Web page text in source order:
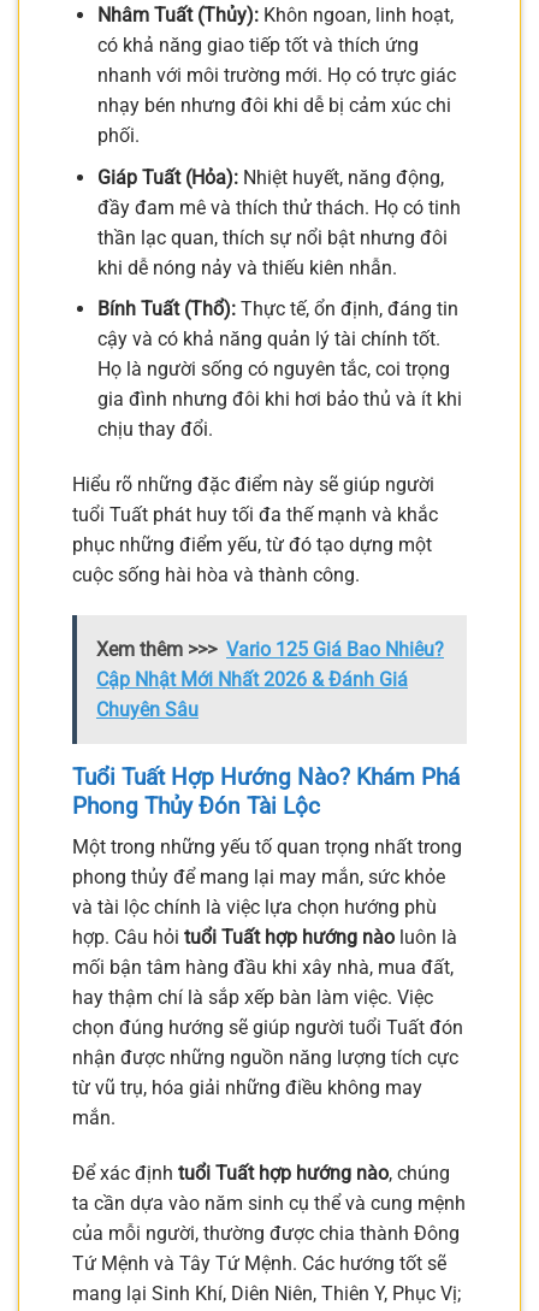
Nhâm Tuất (Thủy):Khôn ngoan, linh hoạt,
có khả năng giao tiếp tốt và thích ứng
nhanh với môi trường mới. Họ có trực giác
nhạy bén nhưng đôi khi dễ bị cảm xúc chi
phối.
Giáp Tuất (Hỏa):Nhiệt huyết, năng động,
đầy đam mê và thích thử thách. Họ có tinh
thần lạc quan, thích sự nổi bật nhưng đôi
khi dễ nóng nảy và thiếu kiên nhẫn.
Bính Tuất (Thổ):Thực tế, ổn định, đáng tin
cậy và có khả năng quản lý tài chính tốt.
Họ là người sống có nguyên tắc, coi trọng
gia đình nhưng đôi khi hơi bảo thủ và ít khi
chịu thay đổi.
Hiểu rõ những đặc điểm này sẽ giúp người
tuổi Tuất phát huy tối đa thế mạnh và khắc
phục những điểm yếu, từ đó tạo dựng một
cuộc sống hài hòa và thành công.
Xem thêm >>> Vario 125 Giá Bao Nhiêu?
Cập Nhật Mới Nhất 2026 & Đánh Giá
Chuyên Sâu
Tuổi Tuất Hợp Hướng Nào? Khám Phá
Phong Thủy Đón Tài Lộc
Một trong những yếu tố quan trọng nhất trong
phong thủy để mang lại may mắn, sức khỏe
và tài lộc chính là việc lựa chọn hướng phù
hợp. Câu hỏi tuổi Tuất hợp hướng nào luôn là
mối bận tâm hàng đầu khi xây nhà, mua đất,
hay thậm chí là sắp xếp bàn làm việc. Việc
chọn đúng hướng sẽ giúp người tuổi Tuất đón
nhận được những nguồn năng lượng tích cực
từ vũ trụ, hóa giải những điều không may
mắn.
Để xác định tuổi Tuất hợp hướng nào, chúng
ta cần dựa vào năm sinh cụ thể và cung mệnh
của mỗi người, thường được chia thành Đông
Tứ Mệnh và Tây Tứ Mệnh. Các hướng tốt sẽ
mang lại Sinh Khí, Diên Niên, Thiên Y, Phục Vị;